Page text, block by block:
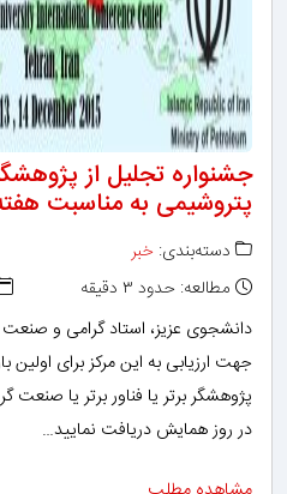
جشنواره تجلیل از
پتروشیمی به مناسبت
دسته‌بندی: خبر
مطالعه: حدود ۳ دقیقه
دانشجوی عزیز، استاد گرامی و صنعت
جهت ارزیابی به این مرکز برای اولین
پژوهشگر برتر یا فناور برتر یا صنعت
در روز همایش دریافت نمایید…